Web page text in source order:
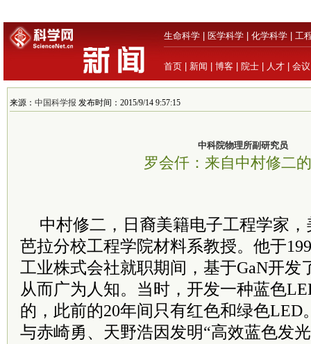
生命科学 医学科学 化学科学 工
首页 新闻 博客 院士 人才 会议
来源： 中国科学报 发布时间：2015/9/14 9:57:15
中科院物理所副研究员
罗会仟：来自中村修二
中村修二，日裔美籍电子工程学家
芭拉分校工程学院材料系教授。他于
工业株式会社就职期间，基于GaN开发
从而广为人知。当时，开发一种蓝色
的，此前的20年间只有红色和绿色LED
与赤崎勇、天野浩因发明“高效蓝色发